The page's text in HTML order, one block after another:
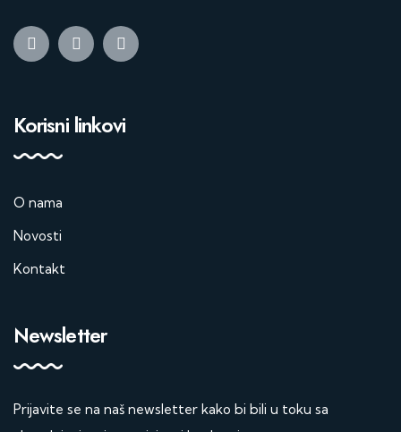
Korisni linkovi
O nama
Novosti
Kontakt
Newsletter
Prijavite se na naš newsletter kako bi bili u toku sa